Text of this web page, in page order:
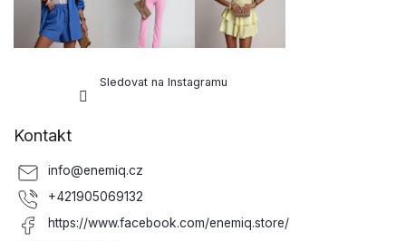
Sledovat na Instagramu
Kontakt
info@enemiq.cz
+421905069132
https://www.facebook.com/enemiq.store/